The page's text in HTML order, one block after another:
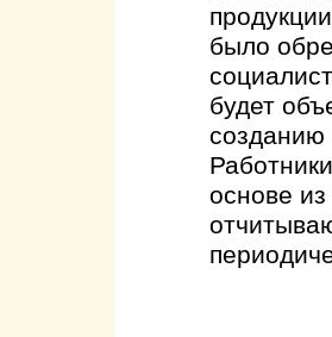
было
будет
созданию
основе из